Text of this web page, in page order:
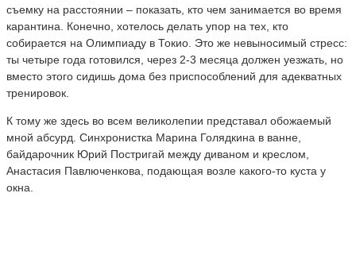
съемку на расстоянии – показать, кто чем занимается во время
карантина. Конечно, хотелось делать упор на тех, кто
собирается на Олимпиаду в Токио. Это же невыносимый стресс:
ты четыре года готовился, через 2-3 месяца должен уезжать, но
вместо этого сидишь дома без приспособлений для адекватных
тренировок.
К тому же здесь во всем великолепии представал обожаемый
мной абсурд. Синхронистка Марина Голядкина в ванне,
байдарочник Юрий Постригай между диваном и креслом,
Анастасия Павлюченкова, подающая возле какого-то куста у
окна.